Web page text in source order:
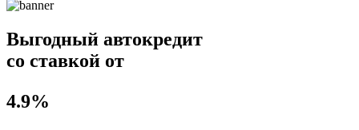
Выгодный автокредит
со ставкой от
4.9%